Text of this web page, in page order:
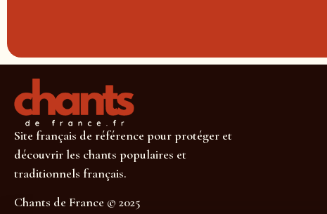
Site français de référence pour protéger et
découvrir les chants populaires et
traditionnels français.
Chants de France © 2025